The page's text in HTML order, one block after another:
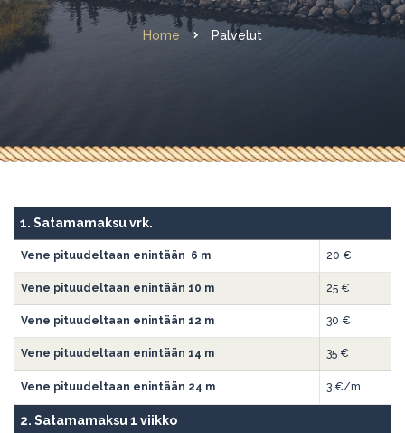
Home Palvelut
1. Satamamaksu vrk.
Vene pituudeltaan enintään 6 m 20 €
Vene pituudeltaan enintään 10 m 25 €
Vene pituudeltaan enintään 12 m 30 €
Vene pituudeltaan enintään 14 m 35 €
Vene pituudeltaan enintään 24 m 3 €/m
2. Satamamaksu 1 viikko